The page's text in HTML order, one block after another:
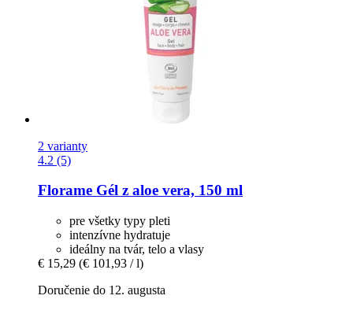
2 varianty
4.2 (5)
Florame Gél z aloe vera, 150 ml
pre všetky typy pleti
intenzívne hydratuje
ideálny na tvár, telo a vlasy
€ 15,29 (€ 101,93 / l)
Doručenie do 12. augusta